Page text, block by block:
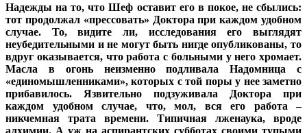
Надежды на то, что Шеф оставит его в покое, не сбылись:
тот продолжал «прессовать» Доктора при каждом удобном
случае. То, видите ли, исследования его выглядят
неубедительными и не могут быть нигде опубликованы, то
вдруг оказывается, что работа с больными у него хромает.
Масла в огонь неизменно подливала Надомница с
«единомышленниками», которых с той поры у нее заметно
прибавилось. Язвительно подзуживала Доктора при
каждом удобном случае, что, мол, вся его работа –
никчемная трата времени. Типичная лженаука, вроде
алхимии. А уж на аспирантских субботах своими тупыми